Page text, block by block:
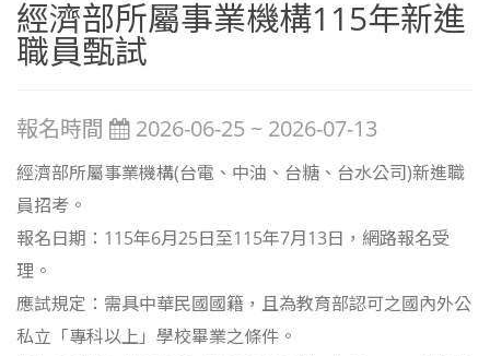
經濟部所屬事業機構115年新進
職員甄試
報名時間 2026-06-25 ~ 2026-07-13
經濟部所屬事業機構(台電、中油、台糖、台水公司)新進職
員招考。
報名日期：115年6月25日至115年7月13日，網路報名受
理。
應試規定：需具中華民國國籍，且為教育部認可之國內外公
私立「專科以上」學校畢業之條件。